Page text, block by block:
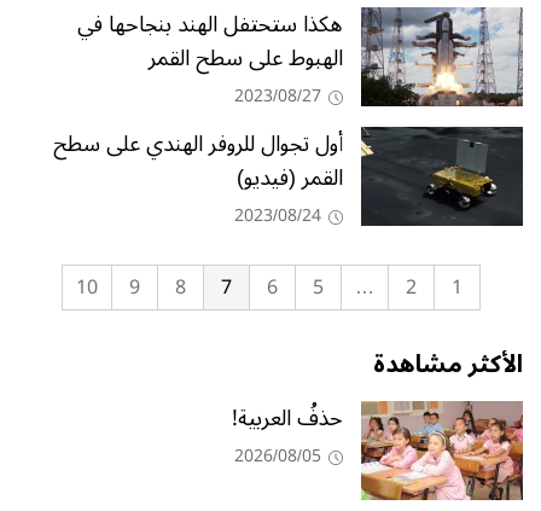
هكذا ستحتفل الهند بنجاحها في
الهبوط على سطح القمر
2023/08/27
أول تجوال للروفر الهندي على سطح
القمر (فيديو)
2023/08/24
1
2
…
5
6
7
8
9
10
الأكثر مشاهدة
حذفُ العربية!
2026/08/05